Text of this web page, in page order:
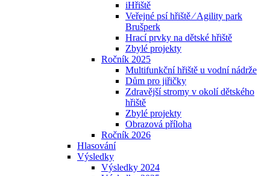
iHřiště
Veřejné psí hřiště ⁄ Agility park
Brušperk
Hrací prvky na dětské hřiště
Zbylé projekty
Ročník 2025
Multifunkční hřiště u vodní nádrže
Dům pro jiřičky
Zdravější stromy v okolí dětského
hřiště
Zbylé projekty
Obrazová příloha
Ročník 2026
Hlasování
Výsledky
Výsledky 2024